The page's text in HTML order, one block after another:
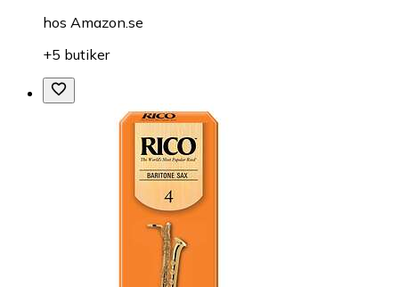
hos Amazon.se
+5 butiker